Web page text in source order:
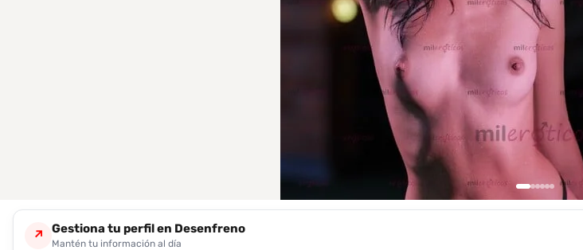
↗ Gestiona tu perfil en Desenfreno
Mantén tu información al día